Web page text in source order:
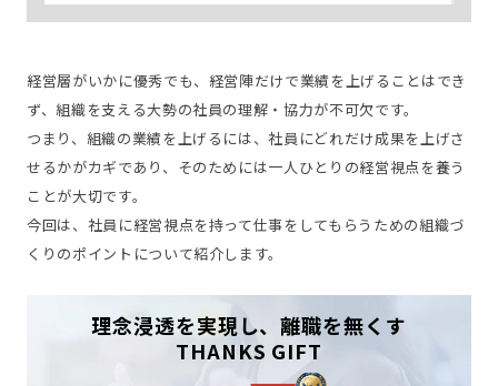
経営層がいかに優秀でも、経営陣だけで業績を上げることはでき
ず、組織を支える大勢の社員の理解・協力が不可欠です。
つまり、組織の業績を上げるには、社員にどれだけ成果を上げさ
せるかがカギであり、そのためには一人ひとりの経営視点を養う
ことが大切です。
今回は、社員に経営視点を持って仕事をしてもらうための組織づ
くりのポイントについて紹介します。
理念浸透を実現し、離職を無くす
THANKS GIFT